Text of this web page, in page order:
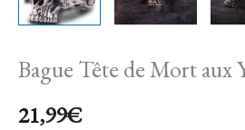
Bague Tête de Mort aux
21,99€